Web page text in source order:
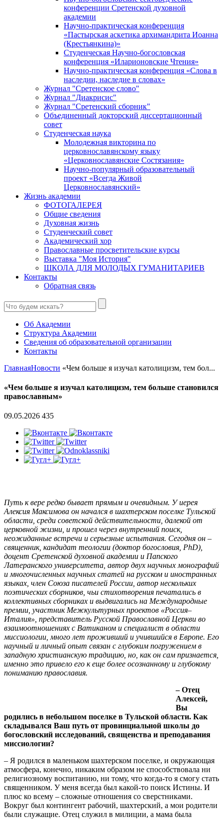
конференции Сретенской духовной
академии
Научно-практическая конференция
«Пастырская аскетика архимандрита Иоанна
(Крестьянкина)»
Студенческая Научно-богословская
конференция «Иларионовские Чтения»
Научно-практическая конференция «Cлова в
наследии, наследие в словах»
Журнал "Сретенское слово"
Журнал "Диакрисис"
Журнал "Сретенский сборник"
Объединенный докторский диссертационный
совет
Студенческая наука
Молодежная викторина по
церковнославянскому языку
«Церковнославянские Состязания»
Научно-популярный образовательный
проект «Всегда Живой
Церковнославянский»
Жизнь академии
ФОТОГАЛЕРЕЯ
Общие сведения
Духовная жизнь
Студенческий совет
Академический хор
Православные просветительские курсы
Выставка "Моя История"
ШКОЛА ДЛЯ МОЛОДЫХ ГУМАНИТАРИЕВ
Контакты
Обратная связь
Об Академии
Структура Академии
Сведения об образовательной организации
Контакты
ГлавнаяНовости «Чем больше я изучал католицизм, тем бол...
«Чем больше я изучал католицизм, тем больше становился
православным»
09.05.2026 435
Путь к вере редко бывает прямым и очевидным. У иерея
Алексия Максимова он начался в шахтерском поселке Тульской
области, среди советской действительности, далекой от
церковной жизни, и прошел через внутренний поиск,
неожиданные встречи и серьезные испытания. Сегодня он –
священник, кандидат теологии (доктор богословия, PhD),
доцент Сретенской духовной академии и Папского
Латеранского университета, автор двух научных монографий
и многочисленных научных статей на русском и иностранных
языках, член Союза писателей России, автор нескольких
поэтических сборников, чьи стихотворения печатались в
коллективных сборниках и выдвигались на Международные
премии, участник Межкультурных проектов «Россия–
Италия», представитель Русской Православной Церкви во
взаимоотношениях с Ватиканом и специалист в области
миссиологии, много лет проживший и учившийся в Европе. Его
научный и личный опыт связан с глубоким погружением в
западную христианскую традицию, но, как он сам признается,
именно это привело его к еще более осознанному и глубокому
пониманию православия.
– Отец
Алексей,
Вы
родились в небольшом поселке в Тульской области. Как
складывался Ваш путь от провинциальной школы до
богословский исследований, священства и преподавания
миссиологии?
– Я родился в маленьком шахтерском поселке, и окружающая
атмосфера, конечно, никаким образом не способствовала ни
религиозному воспитанию, ни тому, что когда-то я смогу стать
священником. У меня всегда был какой-то поиск Истины. И
плюс ко всему – сложные отношения со сверстниками.
Вокруг был контингент рабочий, шахтерский, а мои родители
были служащие. Отец служил в милиции, а мама была